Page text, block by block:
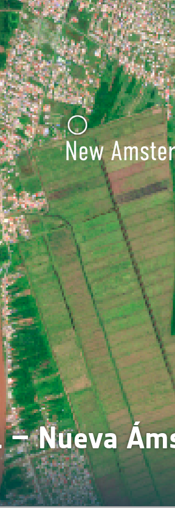
Nueva